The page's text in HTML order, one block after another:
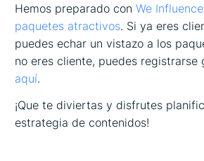
Hemos preparado conWe
paquetes atractivos. Si ya eres
puedes echar un vistazo a los
no eres cliente, puedes registrarse
aquí.
¡Que te diviertas y disfrutes
estrategia de contenidos!